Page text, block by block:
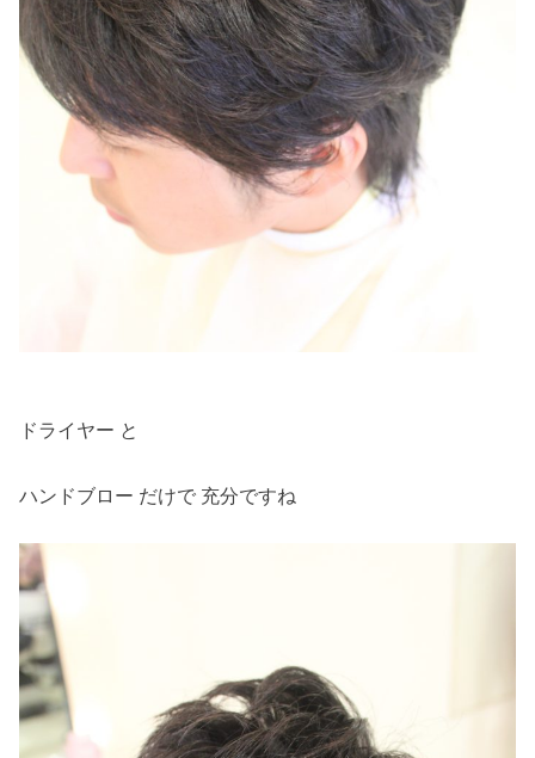
ドライヤー と
ハンドブロー だけで 充分ですね